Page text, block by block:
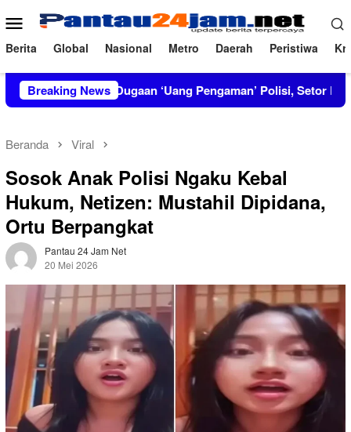
ke
konten
Menu
Mobile
Berita Global Nasional Metro Daerah Peristiwa
Breaking News
Dugaan ‘Uang Pengaman’ Polisi, Setor Rp2,5 Juta
Beranda Viral
Sosok Anak Polisi Ngaku Kebal
Hukum, Netizen: Mustahil Dipidana,
Ortu Berpangkat
Pantau 24 Jam Net
20 Mei 2026